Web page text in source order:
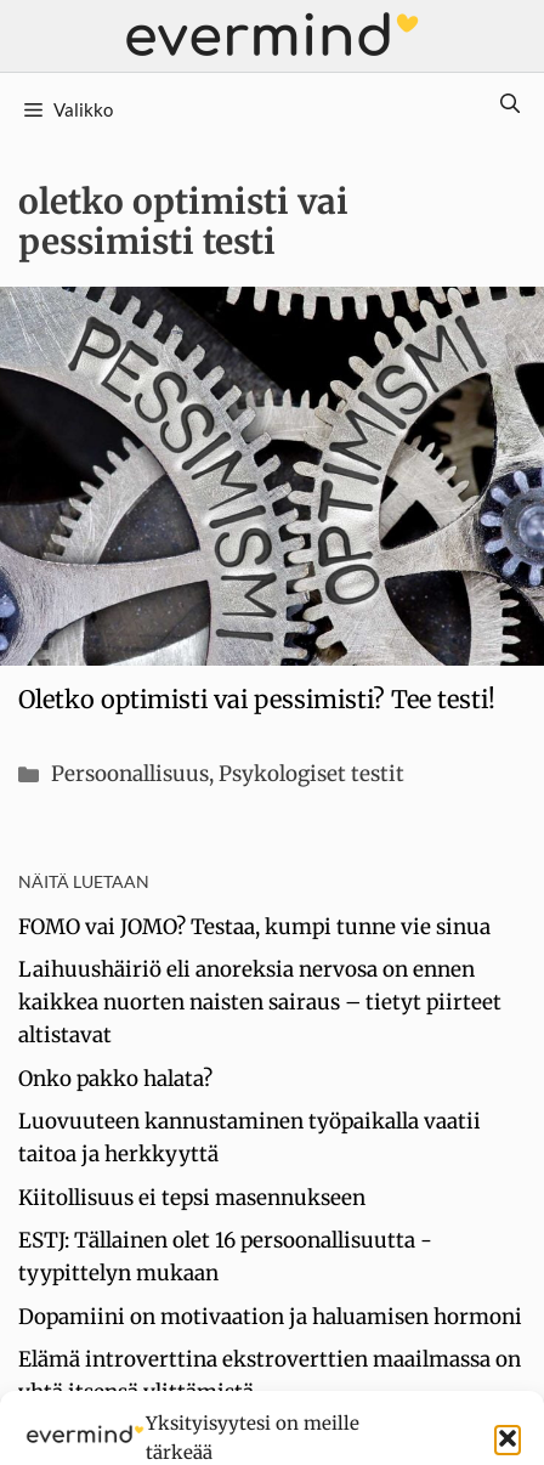
Yksityisyytesi on meille
tärkeää
Valikko
oletko optimisti vai
pessimisti testi
Oletko optimisti vai pessimisti? Tee testi!
Kategoriat
Persoonallisuus,Psykologiset testit
NÄITÄ LUETAAN
FOMO vai JOMO? Testaa, kumpi tunne vie sinua
Laihuushäiriö eli anoreksia nervosa on ennen
kaikkea nuorten naisten sairaus – tietyt piirteet
altistavat
Onko pakko halata?
Luovuuteen kannustaminen työpaikalla vaatii
taitoa ja herkkyyttä
Kiitollisuus ei tepsi masennukseen
ESTJ: Tällainen olet 16 persoonallisuutta -
tyypittelyn mukaan
Dopamiini on motivaation ja haluamisen hormoni
Elämä introverttina ekstroverttien maailmassa on
yhtä itsensä ylittämistä